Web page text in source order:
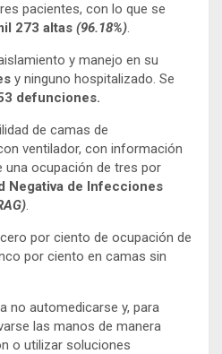
pacientes, con lo que se
273 altas (96.18%).
y manejo en su
y ninguno hospitalizado. Se
defunciones.
de camas de
ventilador, con información
una ocupación de tres por
Negativa de Infecciones
.
por ciento de ocupación de
por ciento en camas sin
no automedicarse y, para
las manos de manera
o utilizar soluciones